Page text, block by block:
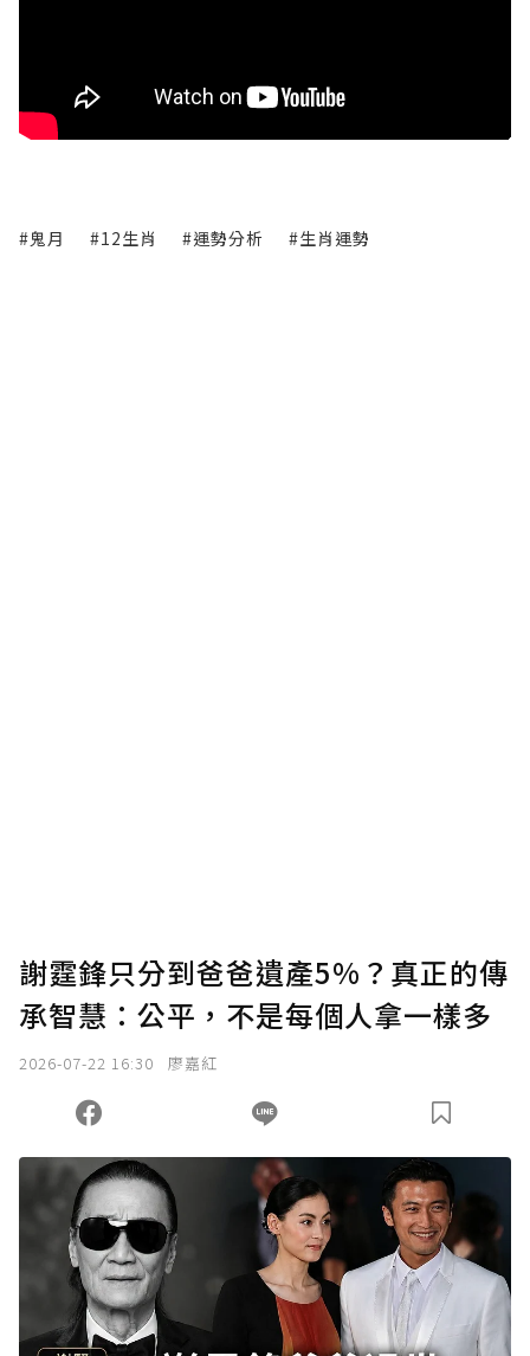
#鬼月 #12生肖 #運勢分析 #生肖運勢
謝霆鋒只分到爸爸遺產5%？真正的傳
承智慧：公平，不是每個人拿一樣多
2026-07-22 16:30 廖嘉紅